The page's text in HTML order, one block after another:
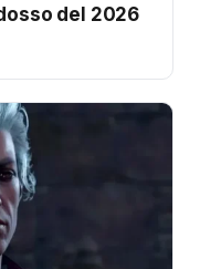
del 2026